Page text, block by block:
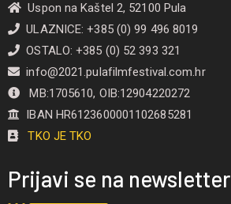
Uspon na Kaštel 2, 52100 Pula
ULAZNICE: +385 (0) 99 496 8019
OSTALO: +385 (0) 52 393 321
info@2021.pulafilmfestival.com.hr
MB:1705610, OIB:12904220272
IBAN HR6123600001102685281
TKO JE TKO
Prijavi se na newsletter